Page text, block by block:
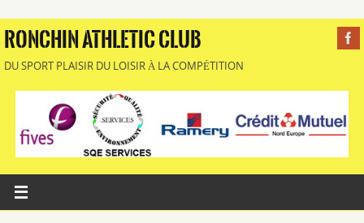
RONCHIN ATHLETIC CLUB
DU SPORT PLAISIR DU LOISIR À LA COMPÉTITION